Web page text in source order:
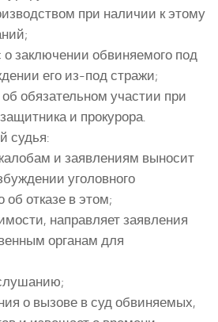
при наличии к этому
о заключении обвиняемого под
его из-под стражи;
обязательном участии при
и прокурора.
судья:
и заявлениям выносит
уголовного
отказе в этом;
направляет заявления
органам для
о вызове в суд обвиняемых,